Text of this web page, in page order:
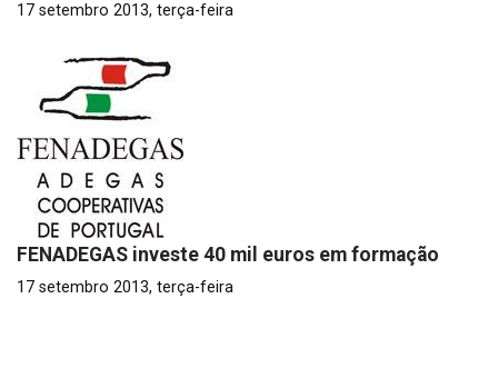
17 setembro 2013, terça-feira
FENADEGAS investe 40 mil euros em formação
17 setembro 2013, terça-feira